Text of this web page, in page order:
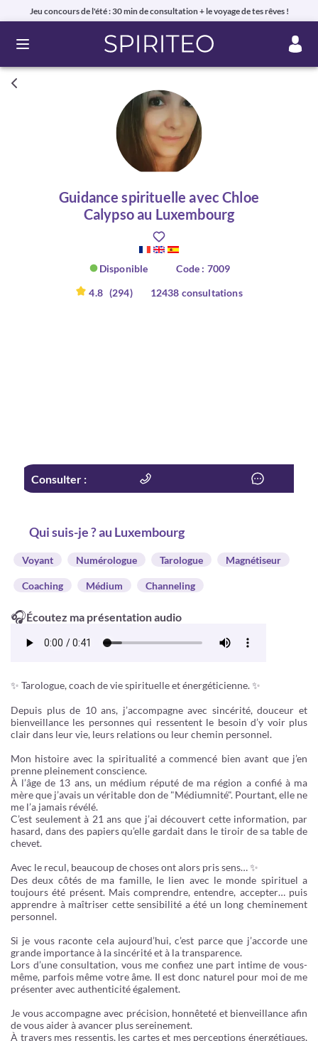
Jeu concours de l'été : 30 min de consultation + le voyage de tes rêves !
Ouvrir le menu
Guidance spirituelle avec Chloe
Calypso au Luxembourg
Disponible Code : 7009
4.8 (294) 12438 consultations
Consulter :
Qui suis-je ? au Luxembourg
Voyant Numérologue Tarologue Magnétiseur
Coaching Médium Channeling
🎧Écoutez ma présentation audio
✨ Tarologue, coach de vie spirituelle et énergéticienne. ✨
Depuis plus de 10 ans, j’accompagne avec sincérité, douceur et
bienveillance les personnes qui ressentent le besoin d’y voir plus
clair dans leur vie, leurs relations ou leur chemin personnel.
Mon histoire avec la spiritualité a commencé bien avant que j’en
prenne pleinement conscience.
À l’âge de 13 ans, un médium réputé de ma région a confié à ma
mère que j’avais un véritable don de "Médiumnité". Pourtant, elle ne
me l’a jamais révélé.
C’est seulement à 21 ans que j’ai découvert cette information, par
hasard, dans des papiers qu’elle gardait dans le tiroir de sa table de
chevet.
Avec le recul, beaucoup de choses ont alors pris sens… ✨
Des deux côtés de ma famille, le lien avec le monde spirituel a
toujours été présent. Mais comprendre, entendre, accepter… puis
apprendre à maîtriser cette sensibilité a été un long cheminement
personnel.
Si je vous raconte cela aujourd’hui, c’est parce que j’accorde une
grande importance à la sincérité et à la transparence.
Lors d’une consultation, vous me confiez une part intime de vous-
même, parfois même votre âme. Il est donc naturel pour moi de me
présenter avec authenticité également.
Je vous accompagne avec précision, honnêteté et bienveillance afin
de vous aider à avancer plus sereinement.
À travers mes ressentis, les cartes et mes perceptions énergétiques,